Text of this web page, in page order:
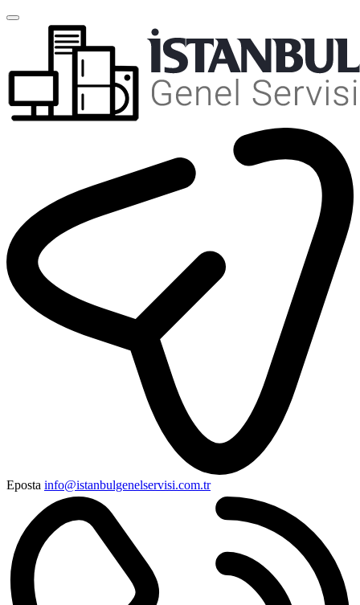
Eposta info@istanbulgenelservisi.com.tr